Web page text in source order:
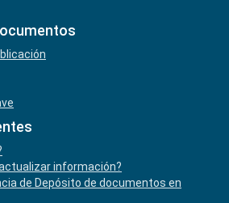
información?
de Depósito de documentos en